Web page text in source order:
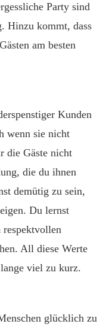
Party sind
Hinzu kommt, dass
am besten
Kunden
wenn sie nicht
die Gäste nicht
die du ihnen
demütig zu sein,
Du lernst
All diese Werte
viel zu kurz.
glücklich zu